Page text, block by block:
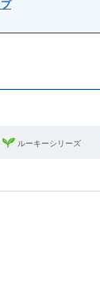
ルーキーシリーズ